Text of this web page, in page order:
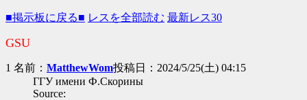
■掲示板に戻る■ レスを全部読む 最新レス30
GSU
1 名前： MatthewWom投稿日：2024/5/25(土) 04:15
ГГУ имени Ф.Скорины
Source: